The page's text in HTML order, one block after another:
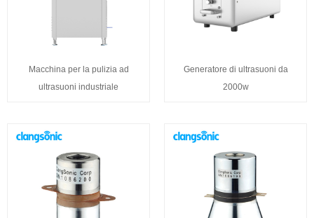
Macchina per la pulizia ad
ultrasuoni industriale
Generatore di ultrasuoni da
2000w